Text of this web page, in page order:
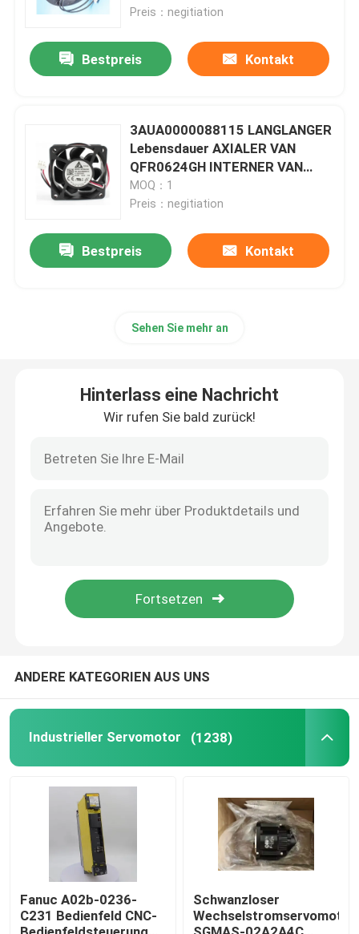
Überflüssiges Stromversorgungs-Modul
Digital ich O-Modul
Variabler Frequenzumrichter
Druck-Temperaturgeber
Programmierbarer Logik-Prüfer PLC
Preis：negitiation
Bestpreis Kontakt
3AUA0000088115 LANGLANGER
Lebensdauer AXIALER VAN
QFR0624GH INTERNER VAN
24VDC
MOQ：1
Preis：negitiation
Bestpreis Kontakt
Sehen Sie mehr an
Hinterlass eine Nachricht
Wir rufen Sie bald zurück!
ANDERE KATEGORIEN AUS UNS
Industrieller Servomotor (1238)
Fanuc A02b-0236-
C231 Bedienfeld CNC-
Schwanzloser
Wechselstromservomotor